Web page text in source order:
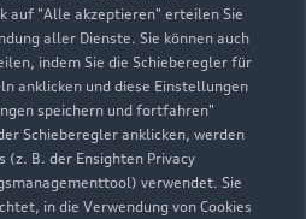
auf "Alle akzeptieren" erteilen Sie
aller Dienste. Sie können auch
indem Sie die Schieberegler für
anklicken und diese Einstellungen
speichern und fortfahren"
Schieberegler anklicken, werden
(z. B. der Ensighten Privacy
verwendet. Sie
in die Verwendung von Cookies